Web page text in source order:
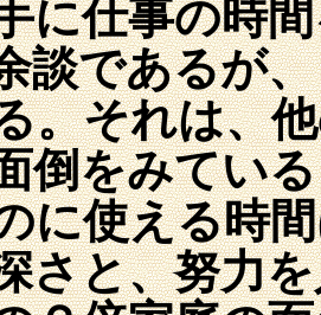
に仕事の時
談であるが
。それは、
倒をみてい
に使える時
さと、努力